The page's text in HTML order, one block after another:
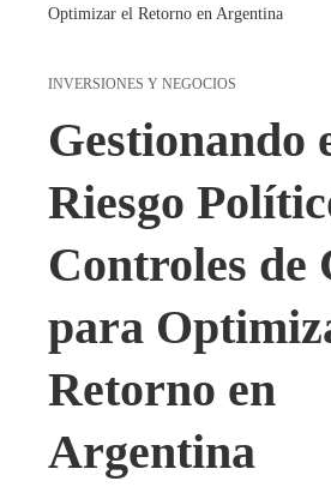
Optimizar el Retorno en Argentina
INVERSIONES Y NEGOCIOS
Gestionando
Riesgo
Controles de
para
Retorno en
Argentina